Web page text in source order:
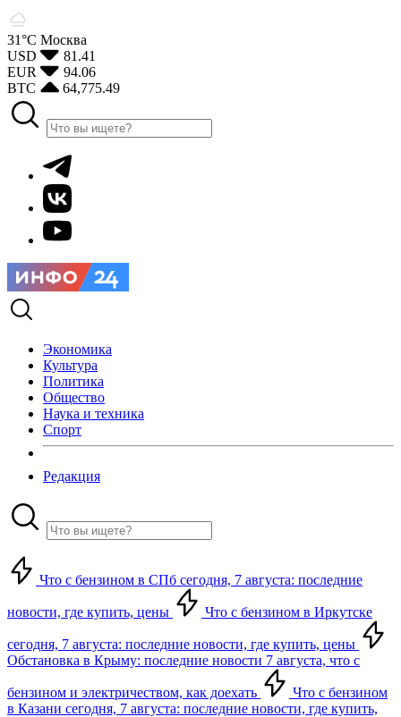
31°С Москва
USD
81.41
EUR
94.06
BTC
64,775.49
Экономика
Культура
Политика
Общество
Наука и техника
Спорт
Редакция
Что с бензином в СПб сегодня, 7 августа: последние
новости, где купить, цены Что с бензином в Иркутске
сегодня, 7 августа: последние новости, где купить, цены
Обстановка в Крыму: последние новости 7 августа, что с
бензином и электричеством, как доехать
Что с бензином
в Казани сегодня, 7 августа: последние новости, где купить,